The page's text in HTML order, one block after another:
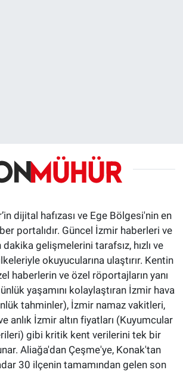
dijital hafızası ve Ege Bölgesi'nin en
portalıdır. Güncel İzmir haberleri ve
gelişmelerini tarafsız, hızlı ve
okuyucularına ulaştırır. Kentin
haberlerin ve özel röportajların yanı
yaşamını kolaylaştıran İzmir hava
tahminler), İzmir namaz vakitleri,
anlık İzmir altın fiyatları (Kuyumcular
gibi kritik kent verilerini tek bir
Aliağa'dan Çeşme'ye, Konak'tan
30 ilçenin tamamından gelen son